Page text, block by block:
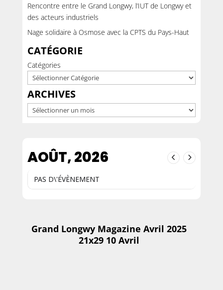
Rencontre entre le Grand Longwy, l’IUT de Longwy et
des acteurs industriels
Nage solidaire à Osmose avec la CPTS du Pays-Haut
CATÉGORIE
Catégories
ARCHIVES
Archives
AOÛT, 2026
PAS D\'ÉVÈNEMENT
Grand Longwy Magazine Avril 2025
21x29 10 Avril